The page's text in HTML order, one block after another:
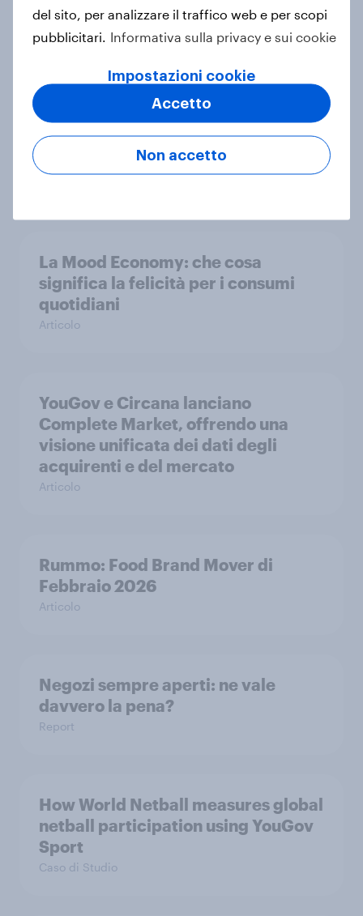
Giocare d’anticipo: il potenziale
dello Sport Femminile
Come il Gruppo Sanpellegrino ha
potenziato la crescita di categoria
La Mood Economy: che cosa
significa la felicità per i consumi
quotidiani
Articolo
YouGov e Circana lanciano
Complete Market, offrendo una
visione unificata dei dati degli
acquirenti e del mercato
Articolo
Rummo: Food Brand Mover di
Febbraio 2026
Articolo
Negozi sempre aperti: ne vale
davvero la pena?
Report
How World Netball measures global
netball participation using YouGov
Sport
Caso di Studio
del sito, per analizzare il traffico web e per scopi
pubblicitari.
Informativa sulla privacy e sui cookie
Impostazioni cookie
Non accetto
Accetto